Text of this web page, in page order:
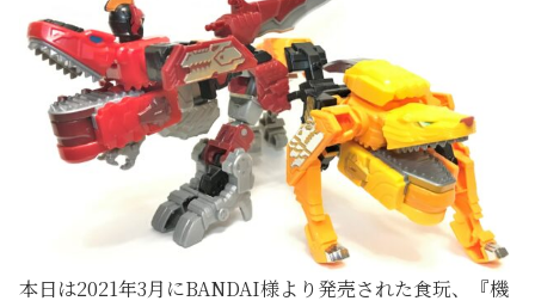
本日は2021年3月にBANDAI様より発売された食玩、『機